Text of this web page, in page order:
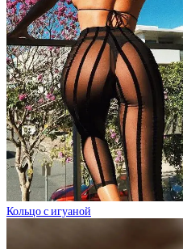
Кольцо с игуаной